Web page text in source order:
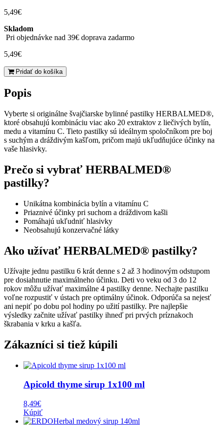
5,49€
Skladom
Pri objednávke nad 39€ doprava zadarmo
5,49€
množstvo
HerbalMed
PASTILKY
na
-
Dr.
Weiss
30
pastiliek
Pridať do košíka
Popis
Vyberte si originálne švajčiarske bylinné pastilky HERBALMED®,
ktoré obsahujú kombináciu viac ako 20 extraktov z liečivých bylín,
medu a vitamínu C. Tieto pastilky sú ideálnym spoločníkom pre boj
s suchým a dráždivým kašľom, pričom majú ukľudňujúce účinky na
vaše hlasivky.
Prečo si vybrať HERBALMED®
pastilky?
Unikátna kombinácia bylín a vitamínu C
Priaznivé účinky pri suchom a dráždivom kašli
Pomáhajú ukľudniť hlasivky
Neobsahujú konzervačné látky
Ako užívať HERBALMED® pastilky?
Užívajte jednu pastilku 6 krát denne s 2 až 3 hodinovým odstupom
pre dosiahnutie maximálneho účinku. Deti vo veku od 3 do 12
rokov môžu užívať maximálne 4 pastilky denne. Nechajte pastilku
voľne rozpustiť v ústach pre optimálny účinok. Odporúča sa nejesť
ani nepiť po dobu pol hodiny po užití pastilky. Pre najlepšie
výsledky začnite užívať pastilky ihneď pri prvých príznakoch
škrabania v krku a kašľa.
Zákazníci si tiež kúpili
Apicold thyme sirup 1x100 ml
8,49€
Kúpiť